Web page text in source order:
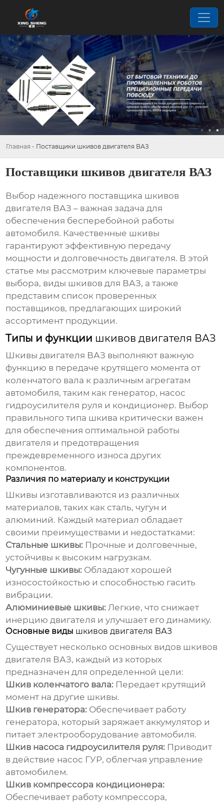
Главная - Поставщики шкивов двигателя ВАЗ
Поставщики шкивов двигателя ВАЗ
Выбор надежного поставщика шкивов
двигателя ВАЗ – важная задача для
обеспечения бесперебойной работы
автомобиля. Качественные шкивы
гарантируют эффективную передачу
мощности и долговечность двигателя. В этой
статье мы рассмотрим ключевые параметры
выбора, виды шкивов для ВАЗ, а также
представим список проверенных
поставщиков, предлагающих широкий
ассортимент продукции.
Типы и функции шкивов двигателя ВАЗ
Шкивы двигателя ВАЗ выполняют важную
функцию в передаче крутящего момента от
коленчатого вала к различным агрегатам
автомобиля, таким как генератор, насос
гидроусилителя руля и кондиционер. Выбор
правильного типа шкива критически важен
для обеспечения оптимальной работы
двигателя и предотвращения
преждевременного износа других
компонентов.
Различия по материалу и конструкции
Шкивы изготавливаются из различных
материалов, таких как сталь, чугун и
алюминий. Каждый материал обладает
своими преимуществами и недостатками:
Стальные шкивы: Прочные и долговечные,
устойчивы к высоким нагрузкам.
Чугунные шкивы: Обладают хорошей
износостойкостью и способностью гасить
вибрации.
Алюминиевые шкивы: Легкие, что снижает
инерцию двигателя и улучшает его динамику.
Основные виды шкивов двигателя ВАЗ
Существует несколько основных видов шкивов
двигателя ВАЗ, каждый из которых
предназначен для определенной цели:
Шкив коленчатого вала: Передает крутящий
момент на другие шкивы.
Шкив генератора: Обеспечивает работу
генератора, который заряжает аккумулятор и
питает электрооборудование автомобиля.
Шкив насоса гидроусилителя руля: Приводит
в действие насос ГУР, облегчая управление
автомобилем.
Шкив компрессора кондиционера:
Обеспечивает работу компрессора,